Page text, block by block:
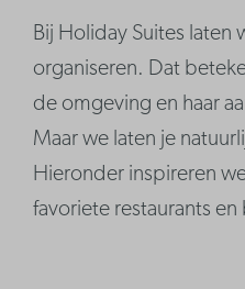
Bij Holiday Suites laten
organiseren. Dat
de omgeving en haar
Maar we laten je
Hieronder inspireren
favoriete restaurants